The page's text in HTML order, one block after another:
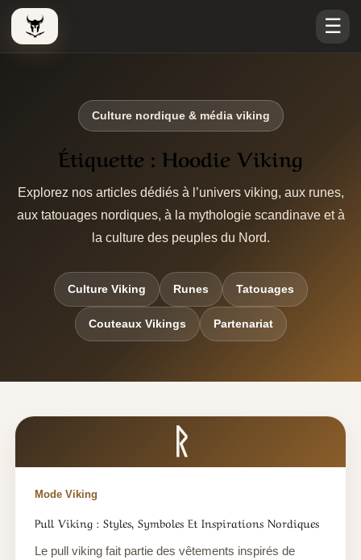
Le Viking Couteau ☰
Culture nordique & média viking
Étiquette : Hoodie Viking
Explorez nos articles dédiés à l’univers viking, aux runes,
aux tatouages nordiques, à la mythologie scandinave et à
la culture des peuples du Nord.
Culture Viking Runes Tatouages
Couteaux Vikings Partenariat
ᚱ
Mode Viking
Pull Viking : Styles, Symboles Et Inspirations Nordiques
Le pull viking fait partie des vêtements inspirés de